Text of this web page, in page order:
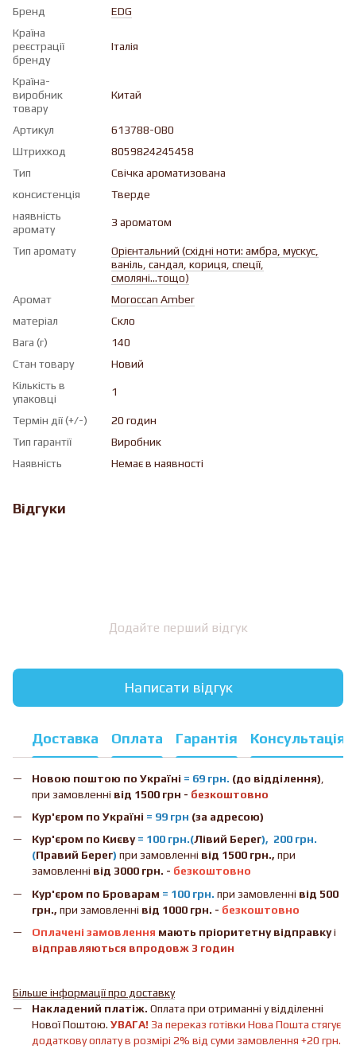
Бренд
EDG
Країна
реєстрації
бренду
Італія
Країна-
виробник
товару
Китай
Артикул
613788-OB0
Штрихкод
8059824245458
Тип
Свічка ароматизована
консистенція
Тверде
наявність
аромату
З ароматом
Тип аромату
Орієнтальний (східні ноти: амбра, мускус,
ваніль, сандал, кориця, спеції,
смоляні...тощо)
Аромат
Moroccan Amber
матеріал
Скло
Вага (г)
140
Стан товару
Новий
Кількість в
упаковці
1
Термін дії (+/-)
20 годин
Тип гарантії
Виробник
Наявність
Немає в наявності
Відгуки
Додайте перший відгук
Написати відгук
Доставка Оплата Гарантія Консультація
Новою поштою по Україні = 69 грн. (до відділення)
при замовленні від 1500 грн - безкоштовно
Кур'єром по Україні = 99 грн (за адресою)
Кур'єром по Києву= 100 грн.(Лівий Берег), 200 грн.
(Правий Берег) при замовленні від 1500 грн., при
замовленні від 3000 грн. - безкоштовно
Кур'єром по Броварам = 100 грн. при замовленні від 500
грн., при замовленні від 1000 грн. - безкоштовно
Оплачені замовлення мають пріоритетну відправкуі
відправляються впродовж 3 годин
Більше інформації про доставку
Накладений платіж. Оплата при отриманні у відділенні
Нової Поштою. УВАГА! За переказ готівки Нова Пошта стягує
додаткову оплату в розмірі 2% від суми замовлення +20 грн.